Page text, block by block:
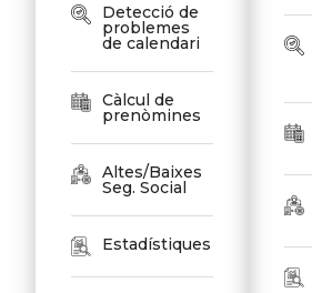
Detecció de
problemes
de calendari
Càlcul de
prenòmines
Altes/Baixes
Seg. Social
Estadístiques